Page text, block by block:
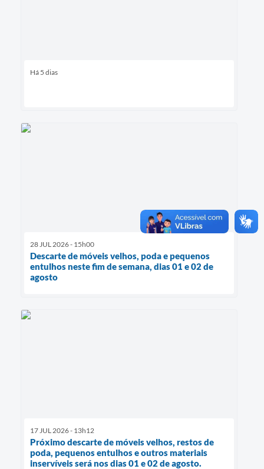
Há 5 dias
28 JUL 2026 - 15h00
Descarte de móveis velhos, poda e pequenos
entulhos neste fim de semana, dias 01 e 02 de
agosto
17 JUL 2026 - 13h12
Próximo descarte de móveis velhos, restos de
poda, pequenos entulhos e outros materiais
inservíveis será nos dias 01 e 02 de agosto.